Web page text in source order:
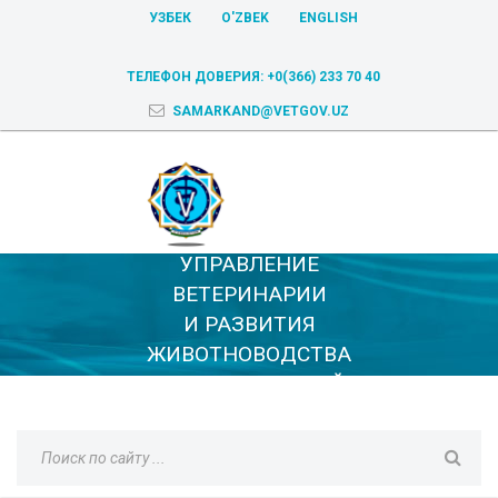
УЗБЕК O'ZBEK ENGLISH
ТЕЛЕФОН ДОВЕРИЯ: +0(366) 233 70 40
SAMARKAND@VETGOV.UZ
УПРАВЛЕНИЕ
ВЕТЕРИНАРИИ
И РАЗВИТИЯ
ЖИВОТНОВОДСТВА
САМАРКАНДСКОЙ